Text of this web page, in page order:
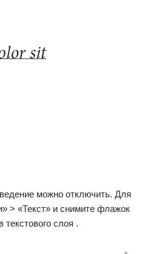
можно отключить. Для
> «Текст» и снимите флажок
слоя .